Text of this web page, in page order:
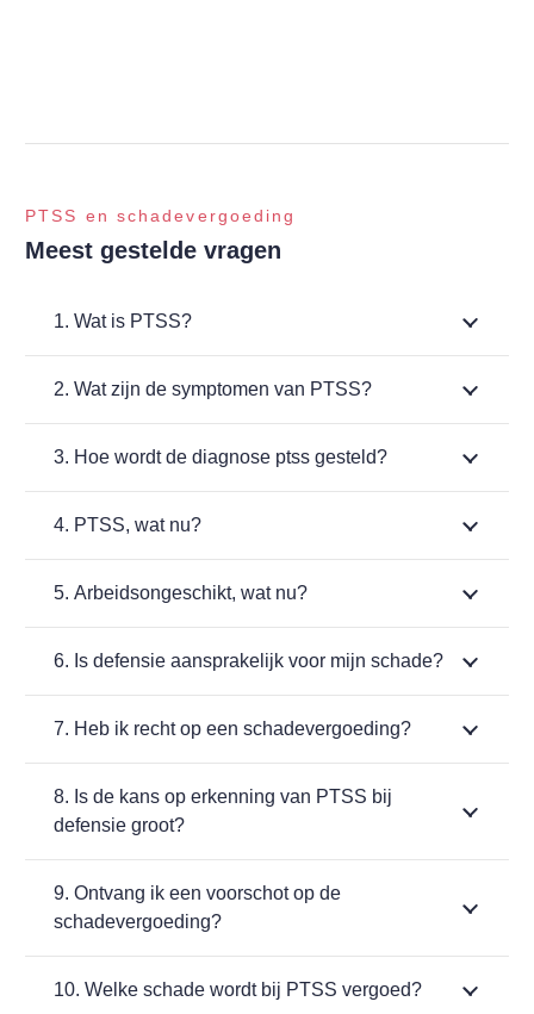
PTSS en schadevergoeding
Meest gestelde vragen
1. Wat is PTSS?
2. Wat zijn de symptomen van PTSS?
3. Hoe wordt de diagnose ptss gesteld?
4. PTSS, wat nu?
5. Arbeidsongeschikt, wat nu?
6. Is defensie aansprakelijk voor mijn schade?
7. Heb ik recht op een schadevergoeding?
8. Is de kans op erkenning van PTSS bij
defensie groot?
9. Ontvang ik een voorschot op de
schadevergoeding?
10. Welke schade wordt bij PTSS vergoed?